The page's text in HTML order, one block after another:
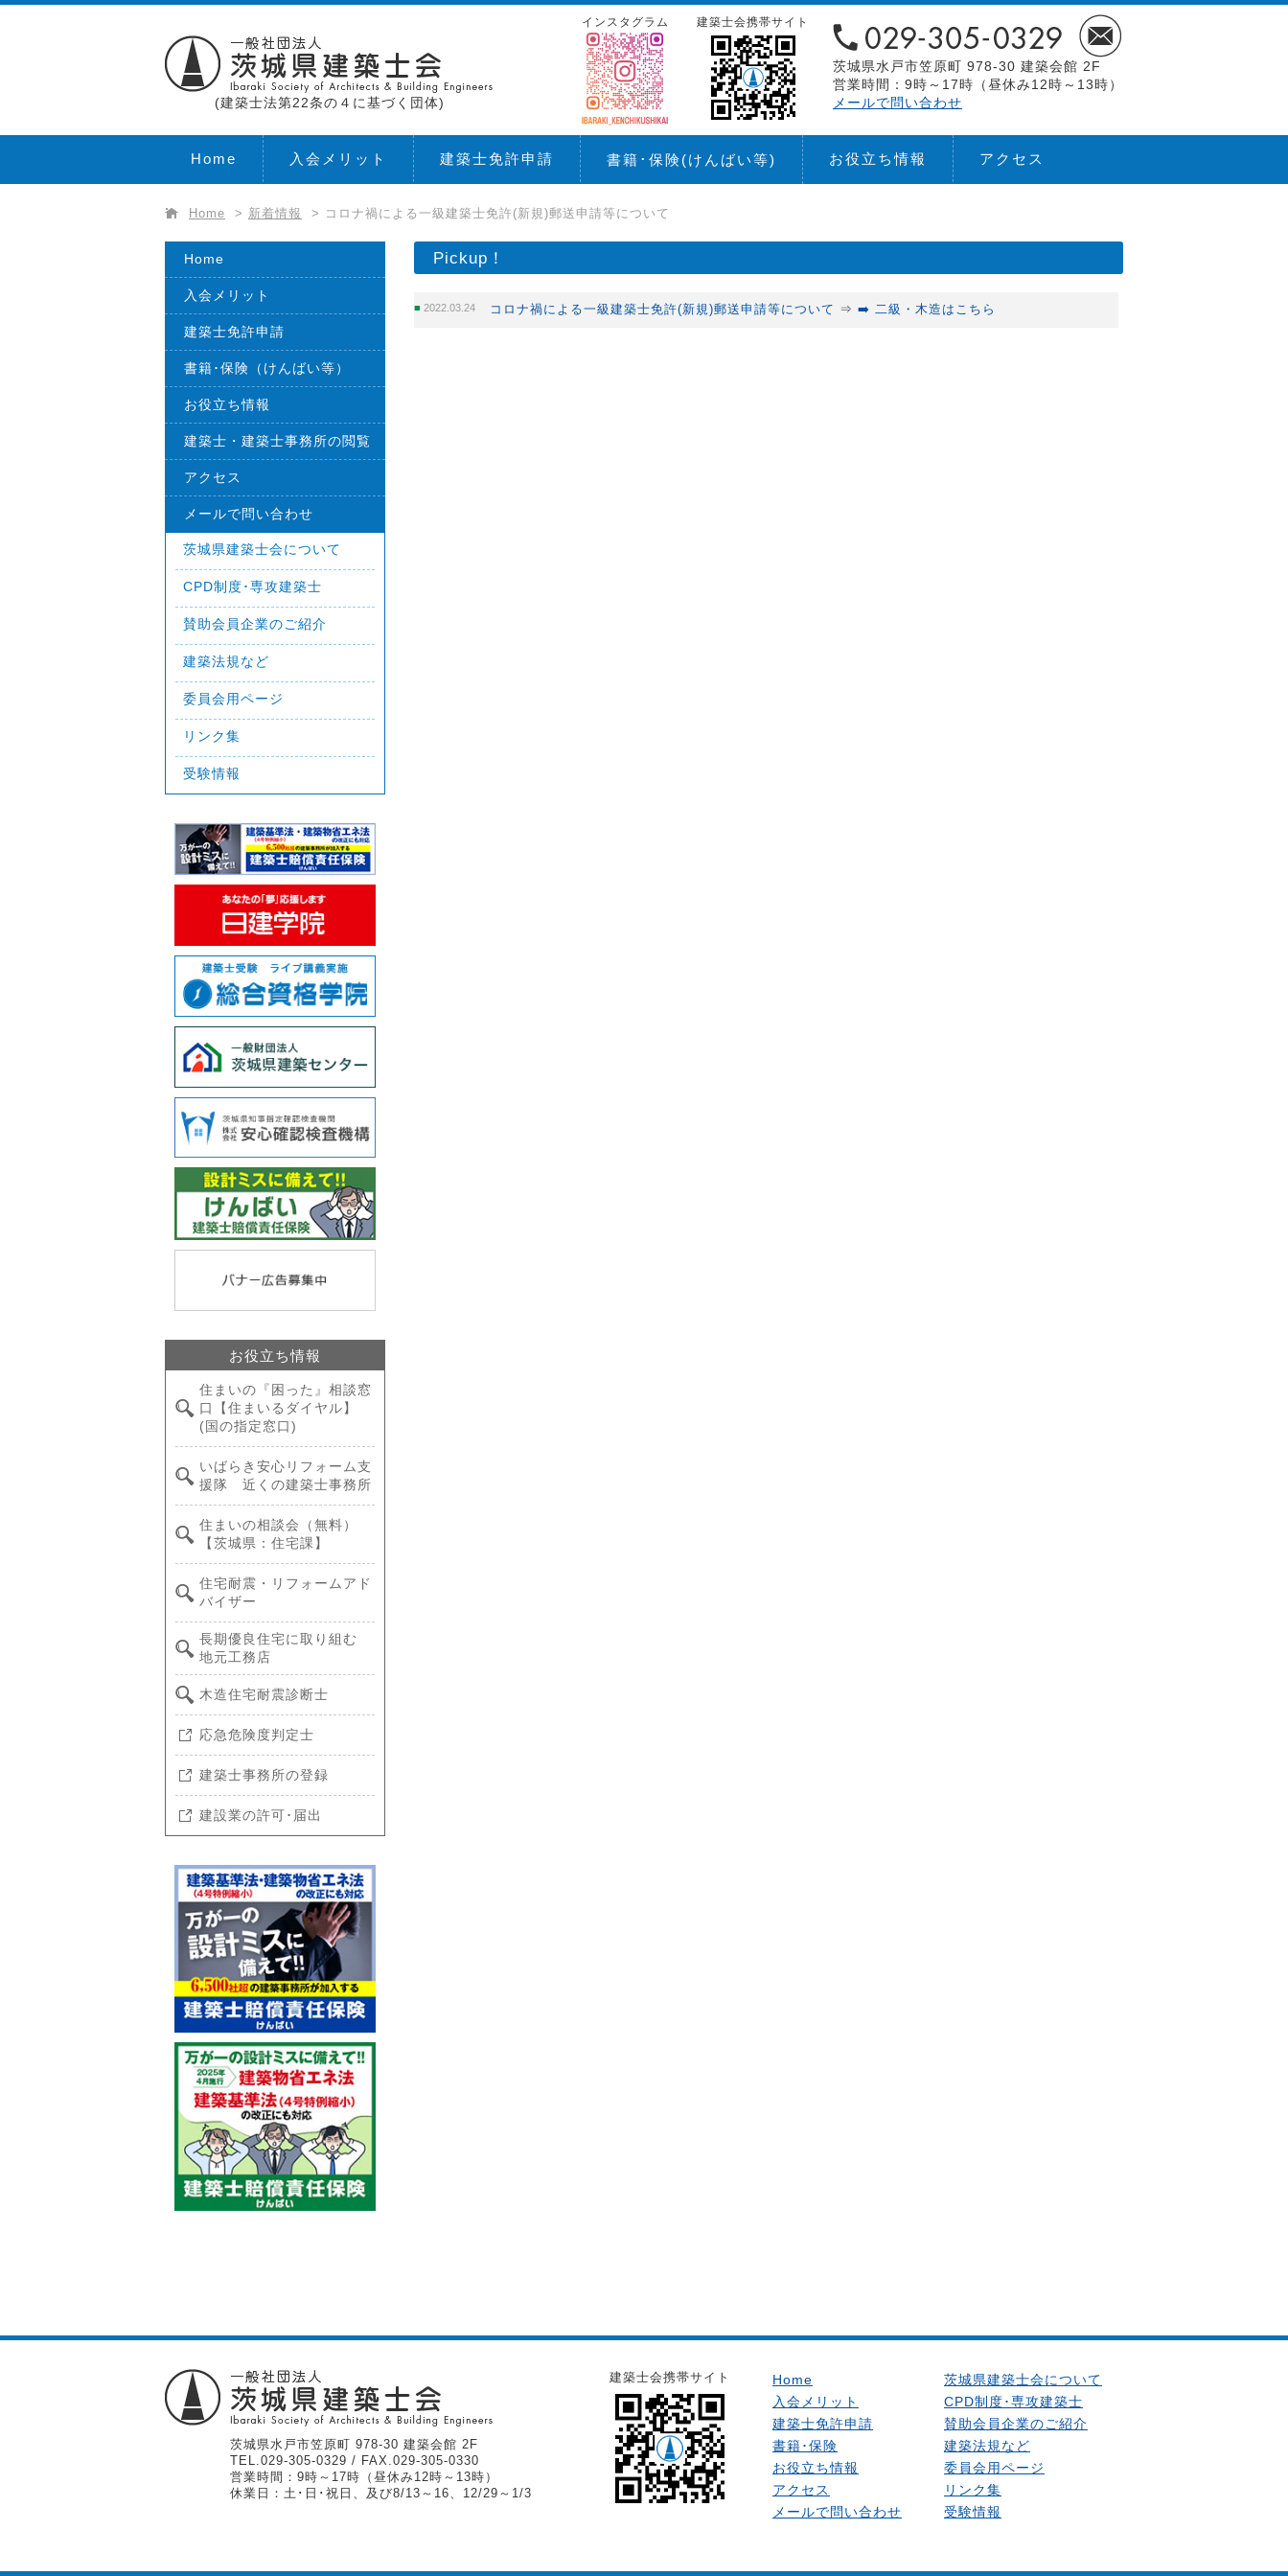
(建築士法第22条の４に基づく団体)
茨城県水戸市笠原町 978-30 建築会館 2F
営業時間：9時～17時（昼休み12時～13時）
メールで問い合わせ
建築士会携帯サイト
インスタグラム
Home 入会メリット 建築士免許申請 書籍･保険(けんばい等) お役立ち情報 アクセス
Home > 新着情報 > コロナ禍による一級建築士免許(新規)郵送申請等について
Pickup！
2022.03.24 コロナ禍による一級建築士免許(新規)郵送申請等について ⇒ ➡️ 二級・木造はこちら
Home
入会メリット
建築士免許申請
書籍･保険（けんばい等）
お役立ち情報
建築士・建築士事務所の閲覧
アクセス
メールで問い合わせ
茨城県建築士会について
CPD制度･専攻建築士
賛助会員企業のご紹介
建築法規など
委員会用ページ
リンク集
受験情報
お役立ち情報
住まいの『困った』相談窓
口【住まいるダイヤル】
(国の指定窓口)
いばらき安心リフォーム支
援隊 近くの建築士事務所
住まいの相談会（無料）
【茨城県：住宅課】
住宅耐震・リフォームアド
バイザー
長期優良住宅に取り組む
地元工務店
木造住宅耐震診断士
応急危険度判定士
建築士事務所の登録
建設業の許可･届出
茨城県水戸市笠原町 978-30 建築会館 2F
TEL. 029-305-0329 / FAX.029-305-0330
営業時間：9時～17時（昼休み12時～13時）
休業日：土･日･祝日、及び8/13～16、12/29～1/3
Home
入会メリット
建築士免許申請
書籍･保険
お役立ち情報
アクセス
メールで問い合わせ
茨城県建築士会について
CPD制度･専攻建築士
賛助会員企業のご紹介
建築法規など
委員会用ページ
リンク集
受験情報
建築士会携帯サイト